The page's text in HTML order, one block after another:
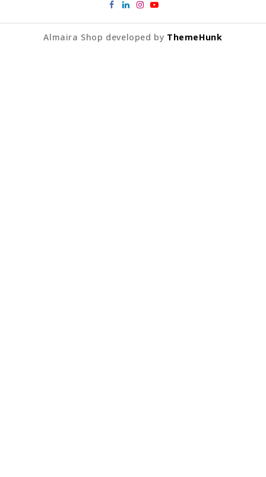
Almaira Shop developed by ThemeHunk